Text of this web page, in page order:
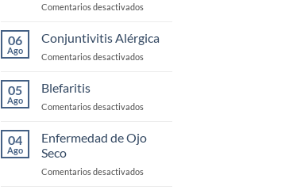
Comentarios desactivadosen
Corneales
y
Trauma
06
Ago
Conjuntivitis Alérgica
Comentarios desactivadosen
05
Ago
Blefaritis
Comentarios desactivadosen
04
Ago
Enfermedad de Ojo
Seco
Comentarios desactivadosen